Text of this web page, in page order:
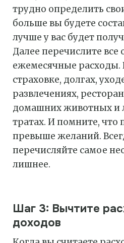
трудно определить
больше вы будете
лучше у вас будет
Далее перечислите все
ежемесячные расходы.
страховке, долгах,
развлечениях,
домашних животных и
тратах. И помните, что
превыше желаний.
перечисляйте самое
лишнее.
Шаг 3: Вычтите
доходов